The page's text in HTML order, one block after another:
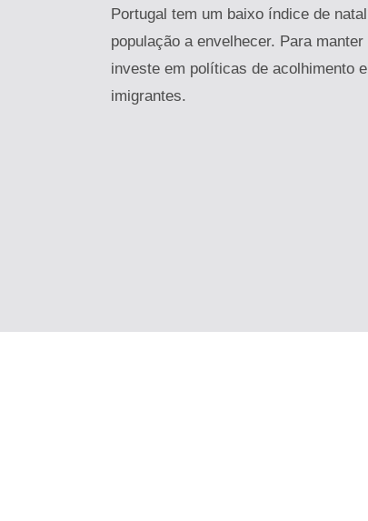
Portugal tem um baixo índice de
população a envelhecer. Para
investe em políticas de acolhimento
imigrantes.